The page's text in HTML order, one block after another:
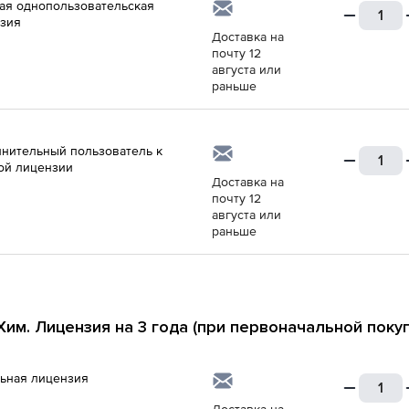
однопользовательская
Доставка на
почту 12
августа или
раньше
пользователь к
лицензии
Доставка на
почту 12
августа или
раньше
Лицензия на 3 года (при первоначальной
лицензия